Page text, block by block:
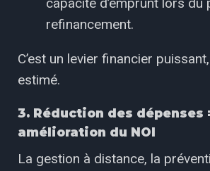
capacité d’emprunt lors du
refinancement.
C’est un levier financier
estimé.
3. Réduction des dépenses
amélioration du NOI
La gestion à distance, la